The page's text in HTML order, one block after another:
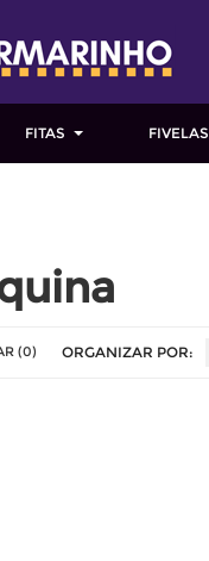
FITAS FIVELAS
(0) ORGANIZAR POR: